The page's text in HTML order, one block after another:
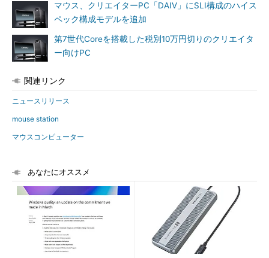
マウス、クリエイターPC「DAIV」にSLI構成のハイス
ペック構成モデルを追加
第7世代Coreを搭載した税別10万円切りのクリエイタ
ー向けPC
関連リンク
ニュースリリース
mouse station
マウスコンピューター
あなたにオススメ